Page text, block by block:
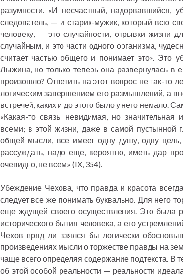
разумности. «И несчастный, надорвавшийся,
следователь, — и старик-мужик, который всю
человеку, — это случайности, отрывки жизни
случайным, и это части одного организма,
считает частью общего и понимает это». Это
Лыжина, но только теперь она развернулась в
произошло? Ответить на этот вопрос не так-то
логическим завершением его размышлений, а
встречей, каких и до этого было у него немало.
«Какая-то связь, невидимая, но
всеми; в этой жизни, даже в самой пустынной
общей мысли, все имеет одну душу, одну
рассуждать, надо еще, вероятно, иметь дар
очевидно, не всем» (IX, 354).
Убеждение Чехова, что правда и красота
следует все же понимать буквально. Для него
еще ждущей своего осуществления. Это была
исторического бытия человека, а его
Чехов вряд ли взялся бы логически
произведениях мысли о торжестве правды на
чаще всего определяя содержание подтекста. В
об этой особой реальности — реальности